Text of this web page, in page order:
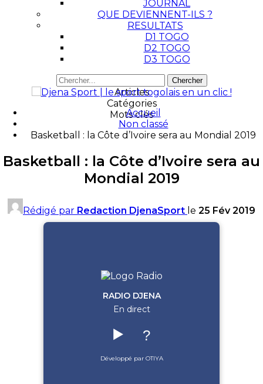
JOURNAL
QUE DEVIENNENT-ILS ?
RESULTATS
D1 TOGO
D2 TOGO
D3 TOGO
Articles
Catégories
Mots clés
Accueil
Non classé
Basketball : la Côte d’Ivoire sera au Mondial 2019
Basketball : la Côte d’Ivoire sera au
Mondial 2019
Rédigé par Redaction DjenaSport le 25 Fév 2019
RADIO DJENA
En direct
▶️ ?
Développé par OTIYA